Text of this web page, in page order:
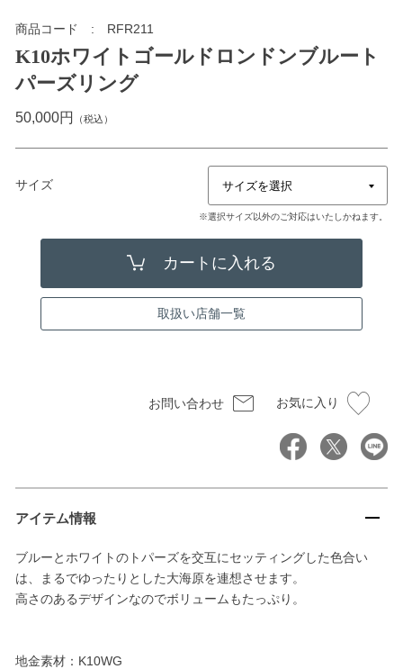
商品コード RFR211
K10ホワイトゴールドロンドンブルート
パーズリング
50,000円 （税込）
サイズ
※選択サイズ以外のご対応はいたしかねます。
取扱い店舗一覧
お問い合わせ お気に入り
アイテム情報
ブルーとホワイトのトパーズを交互にセッティングした色合い
は、まるでゆったりとした大海原を連想させます。
高さのあるデザインなのでボリュームもたっぷり。
地金素材：K10WG